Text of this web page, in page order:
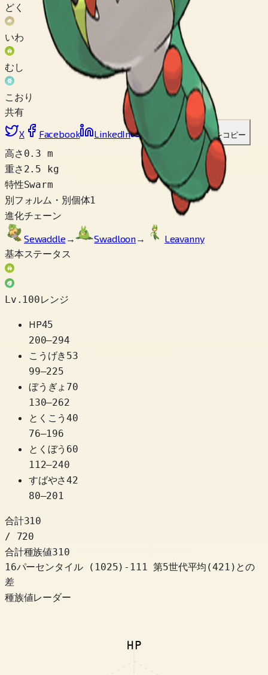
どく
いわ
むし
こおり
共有
X
Facebook LinkedIn Reddit リンクをコピー
高さ 0.3 m
重さ 2.5 kg
特性Swarm
別フォルム・別個体1
進化チェーン
Sewaddle → Swadloon→
Leavanny
基本ステータス
Lv.100レンジ
HP45
200–294
こうげき 53
99–225
ぼうぎょ 70
130–262
とくこう40
76–196
とくぼう 60
112–240
すばやさ42
80–201
合計310
/ 720
合計種族値310
16パーセンタイル
( 1025) -111 第5世代平均(421)との
差
種族値レーダー
HP